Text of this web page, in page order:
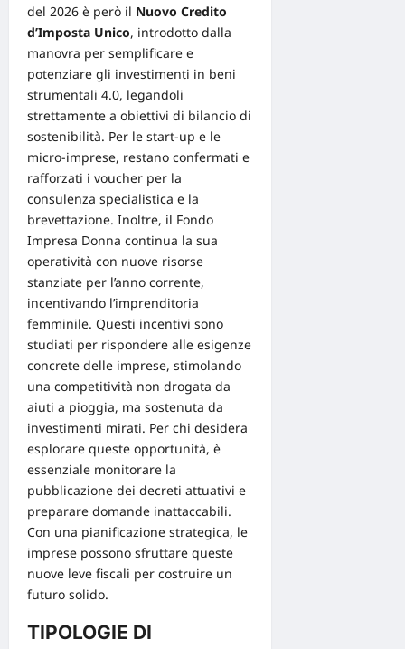
del 2026 è però il Nuovo Credito
d’Imposta Unico, introdotto dalla
manovra per semplificare e
potenziare gli investimenti in beni
strumentali 4.0, legandoli
strettamente a obiettivi di bilancio di
sostenibilità. Per le start-up e le
micro-imprese, restano confermati e
rafforzati i voucher per la
consulenza specialistica e la
brevettazione. Inoltre, il Fondo
Impresa Donna continua la sua
operatività con nuove risorse
stanziate per l’anno corrente,
incentivando l’imprenditoria
femminile. Questi incentivi sono
studiati per rispondere alle esigenze
concrete delle imprese, stimolando
una competitività non drogata da
aiuti a pioggia, ma sostenuta da
investimenti mirati. Per chi desidera
esplorare queste opportunità, è
essenziale monitorare la
pubblicazione dei decreti attuativi e
preparare domande inattaccabili.
Con una pianificazione strategica, le
imprese possono sfruttare queste
nuove leve fiscali per costruire un
futuro solido.
TIPOLOGIE DI